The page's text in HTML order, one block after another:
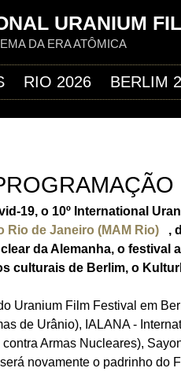
URANIUM
DA ERA ATÔMICA
19, o 10º International
Rio de Janeiro (MAM Rio)
l
k
i
s
e
,
da Alemanha, o festival
culturais de Berlim, o
Uranium Film Festival em
de Urânio), IALANA -
contra Armas Nucleares),
novamente o padrinho do
RIO 2026 BERLIM